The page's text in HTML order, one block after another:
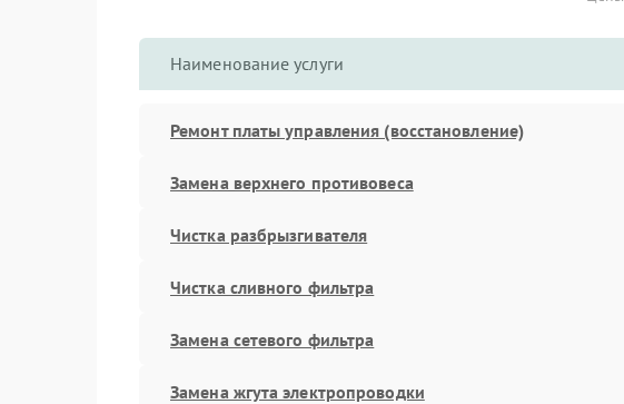
Наименование услуги
Ремонт платы управления (восстановление)
Замена верхнего противовеса
Чистка разбрызгивателя
Чистка сливного фильтра
Замена сетевого фильтра
Замена жгута электропроводки